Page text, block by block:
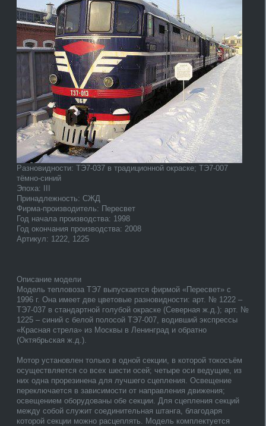
Разновидности: ТЭ7-037 в традиционной окраске; ТЭ7-007
тёмно-синий
Эпоха: III
Принадлежность: СЖД
Фирма-производитель: Пересвет
Год начала производства: 1998
Год окончания производства: 2008
Артикул: 1222, 1225
Описание модели
Модель тепловоза ТЭ7 выпускается фирмой «Пересвет» с
1996 г. Она имеет две цветовые разновидности: арт. № 1222 –
ТЭ7-037 в стандартной голубой окраске (Северная ж.д.); арт. №
1225 – синий с белой полосой ТЭ7-007, водивший экспрессы
«Красная стрела» из Москвы в Ленинград и обратно
(Октябрьская ж.д.).
Мотор установлен только в одной секции, в которой токосъём
осуществляется со всех шести осей; четыре оси ведущие, из
них одна прорезинена для лучшего сцепления. Освещение
переключается в зависимости от направления движения;
освещением оборудованы обе секции. Для сцепления секций
между собой служит соединительная штанга, благодаря
которой секции можно расцеплять. Модель комплектуется